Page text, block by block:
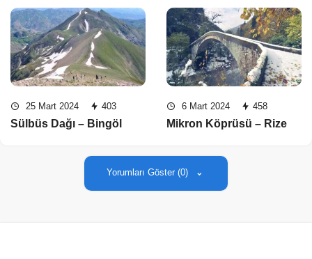
25 Mart 2024 403
Sülbüs Dağı – Bingöl
6 Mart 2024 458
Mikron Köprüsü – Rize
Yorumları Göster (0)